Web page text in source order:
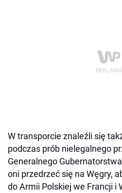
W transporcie znaleźli się
podczas prób nielegalnego
Generalnego
oni przedrzeć się na Węgry,
do Armii Polskiej we Francji i